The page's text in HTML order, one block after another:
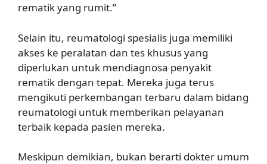
rematik yang rumit.”
Selain itu, reumatologi spesialis juga memiliki
akses ke peralatan dan tes khusus yang
diperlukan untuk mendiagnosa penyakit
rematik dengan tepat. Mereka juga terus
mengikuti perkembangan terbaru dalam bidang
reumatologi untuk memberikan pelayanan
terbaik kepada pasien mereka.
Meskipun demikian, bukan berarti dokter umum